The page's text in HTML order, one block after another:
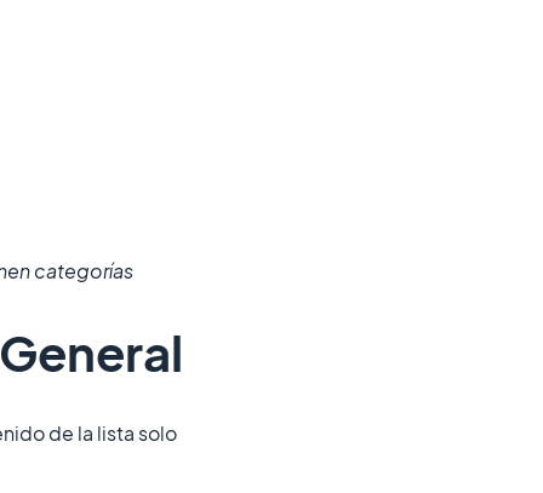
categorías
de la lista solo